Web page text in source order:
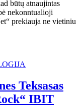
būtų atnaujintas
nekonntualioji
prekiauja ne vietiniu
Teksasas
IBIT